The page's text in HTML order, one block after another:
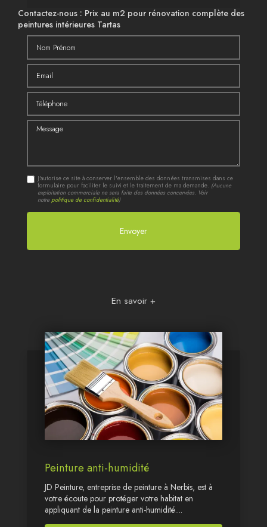
Contactez-nous : Prix au m2 pour rénovation complète des
peintures intérieures Tartas
Nom Prénom
Email
Téléphone
Message
J'autorise ce site à conserver l'ensemble des données transmises dans ce
formulaire pour faciliter le suivi et le traitement de ma demande. (Aucune
exploitation commerciale ne sera faite des données concervées. Voir
notrepolitique de confidentialité)
En savoir +
Peinture anti-humidité
JD Peinture, entreprise de peinture à Nerbis, est à
votre écoute pour protéger votre habitat en
appliquant de la peinture anti-humidité....